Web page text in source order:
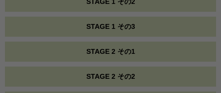
STAGE 1 その3
STAGE 2 その1
STAGE 2 その2